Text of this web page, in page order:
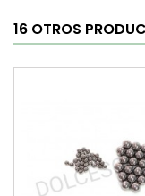
16 OTROS